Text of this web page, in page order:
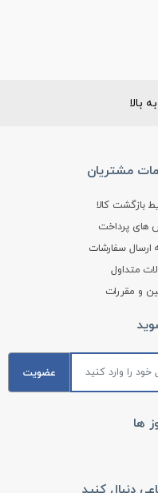
بالا
مشتریان
بازگشت کالا
های پرداخت
ارسال سفارشات
متداول
و مقررات
عضویت
ها